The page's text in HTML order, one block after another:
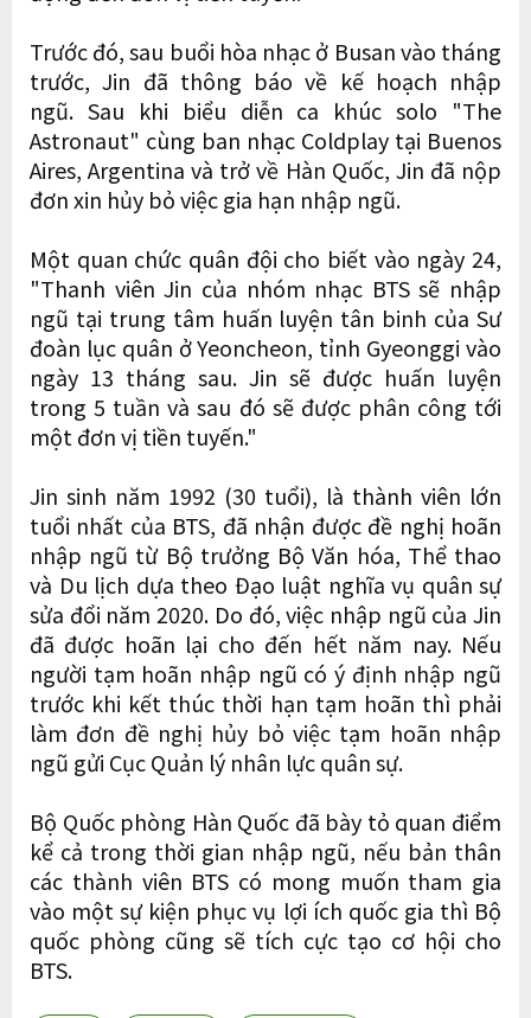
Trước đó, sau buổi hòa nhạc ở Busan vào tháng
trước, Jin đã thông báo về kế hoạch nhập
ngũ. Sau khi biểu diễn ca khúc solo "The
Astronaut" cùng ban nhạc Coldplay tại Buenos
Aires, Argentina và trở về Hàn Quốc, Jin đã nộp
đơn xin hủy bỏ việc gia hạn nhập ngũ.
Một quan chức quân đội cho biết vào ngày 24,
"Thanh viên Jin của nhóm nhạc BTS sẽ nhập
ngũ tại trung tâm huấn luyện tân binh của Sư
đoàn lục quân ở Yeoncheon, tỉnh Gyeonggi vào
ngày 13 tháng sau. Jin sẽ được huấn luyện
trong 5 tuần và sau đó sẽ được phân công tới
một đơn vị tiền tuyến."
Jin sinh năm 1992 (30 tuổi), là thành viên lớn
tuổi nhất của BTS, đã nhận được đề nghị hoãn
nhập ngũ từ Bộ trưởng Bộ Văn hóa, Thể thao
và Du lịch dựa theo Đạo luật nghĩa vụ quân sự
sửa đổi năm 2020. Do đó, việc nhập ngũ của Jin
đã được hoãn lại cho đến hết năm nay. Nếu
người tạm hoãn nhập ngũ có ý định nhập ngũ
trước khi kết thúc thời hạn tạm hoãn thì phải
làm đơn đề nghị hủy bỏ việc tạm hoãn nhập
ngũ gửi Cục Quản lý nhân lực quân sự.
Bộ Quốc phòng Hàn Quốc đã bày tỏ quan điểm
kể cả trong thời gian nhập ngũ, nếu bản thân
các thành viên BTS có mong muốn tham gia
vào một sự kiện phục vụ lợi ích quốc gia thì Bộ
quốc phòng cũng sẽ tích cực tạo cơ hội cho
BTS.